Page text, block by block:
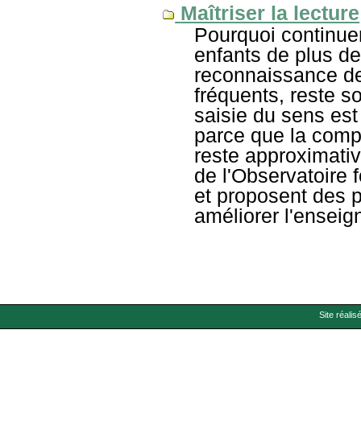
Maîtriser la lecture
Pourquoi
enfants de plus
reconnaissance
fréquents, reste
saisie du sens
parce que la
reste
de l'Observatoire
et proposent des
améliorer
Site